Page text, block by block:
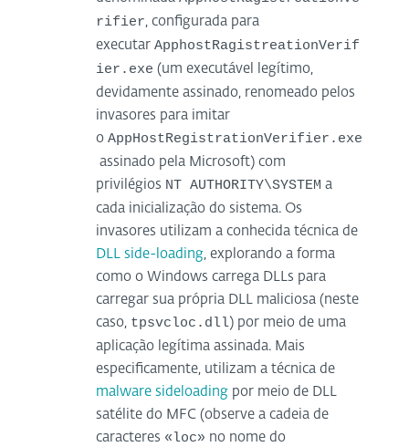
rifier , configurada para
executar ApphostRagistreationVerif
ier.exe (um executável legítimo,
devidamente assinado, renomeado pelos
invasores para imitar
o AppHostRegistrationVerifier.exe
assinado pela Microsoft) com
privilégios NT AUTHORITY\SYSTEM a
cada inicialização do sistema. Os
invasores utilizam a conhecida técnica de
DLL side-loading, explorando a forma
como o Windows carrega DLLs para
carregar sua própria DLL maliciosa (neste
caso, tpsvcloc.dll) por meio de uma
aplicação legítima assinada. Mais
especificamente, utilizam a técnica de
malware sideloadingpor meio de DLL
satélite do MFC (observe a cadeia de
caracteres «loc» no nome do